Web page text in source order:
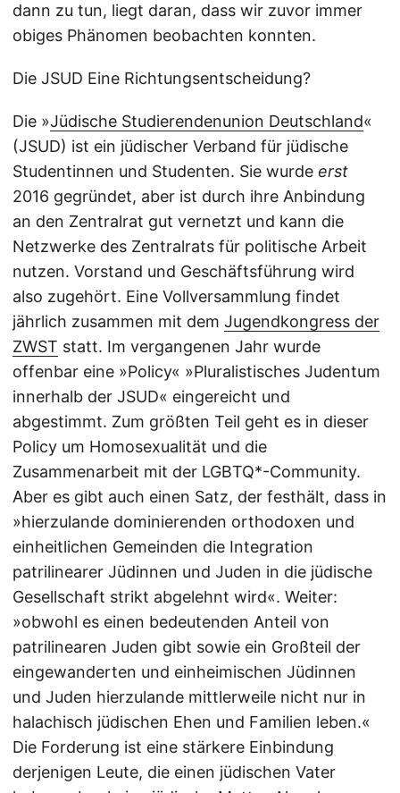
dann zu tun, liegt daran, dass wir zuvor immer
obiges Phänomen beobachten konnten.
Die JSUD Eine Richtungsentscheidung?
Die »Jüdische Studierendenunion Deutschland«
(JSUD) ist ein jüdischer Verband für jüdische
Studentinnen und Studenten. Sie wurde erst
2016 gegründet, aber ist durch ihre Anbindung
an den Zentralrat gut vernetzt und kann die
Netzwerke des Zentralrats für politische Arbeit
nutzen. Vorstand und Geschäftsführung wird
also zugehört. Eine Vollversammlung findet
jährlich zusammen mit dem Jugendkongress der
ZWST statt. Im vergangenen Jahr wurde
offenbar eine »Policy« »Pluralistisches Judentum
innerhalb der JSUD« eingereicht und
abgestimmt. Zum größten Teil geht es in dieser
Policy um Homosexualität und die
Zusammenarbeit mit der LGBTQ*-Community.
Aber es gibt auch einen Satz, der festhält, dass in
»hierzulande dominierenden orthodoxen und
einheitlichen Gemeinden die Integration
patrilinearer Jüdinnen und Juden in die jüdische
Gesellschaft strikt abgelehnt wird«. Weiter:
»obwohl es einen bedeutenden Anteil von
patrilinearen Juden gibt sowie ein Großteil der
eingewanderten und einheimischen Jüdinnen
und Juden hierzulande mittlerweile nicht nur in
halachisch jüdischen Ehen und Familien leben.«
Die Forderung ist eine stärkere Einbindung
derjenigen Leute, die einen jüdischen Vater